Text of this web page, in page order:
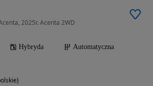
2025r. Acenta 2WD
Hybryda
Automatyczna